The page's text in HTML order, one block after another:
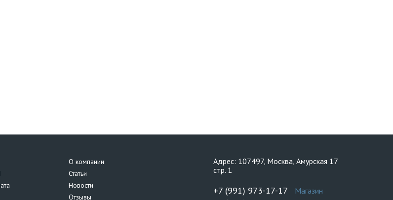
О компании
Статьи
Новости
Отзывы
Адрес: 107497, Москва, Амурская 17
стр. 1
+7 (991) 973-17-17 Магазин